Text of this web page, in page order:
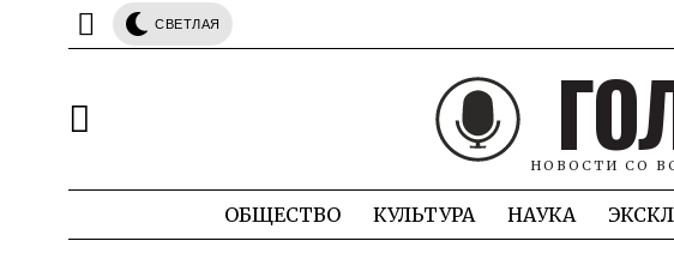
СВЕТЛАЯ
НОВОСТИ СО
ОБЩЕСТВО КУЛЬТУРА НАУКА